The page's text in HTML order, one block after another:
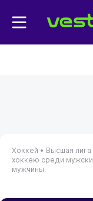
Хоккей • Высшая лига
хоккею среди
мужчины